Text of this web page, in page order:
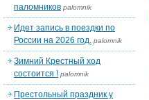
паломников palomnik
Идет запись в поездки по
России на 2026 год. palomnik
Зимний Крестный ход
состоится ! palomnik
Престольный праздник у